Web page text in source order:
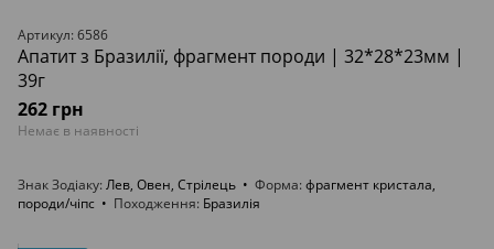
Артикул: 6586
Апатит з Бразилії, фрагмент породи | 32*28*23мм |
39г
262 грн
Немає в наявності
Знак Зодіаку Лев, Овен, Стрілець Форма фрагмент кристала,
породи/чіпс
Походження Бразилія